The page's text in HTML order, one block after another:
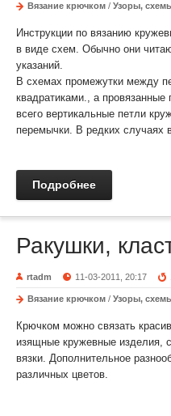
Вязание крючком / Узоры,
Инструкции по вязанию
в виде схем. Обычно они
указаний.
В схемах промежутки между
квадратиками., а
всего вертикальные петли
перемычки. В редких случаях
Подробнее
Ракушки,
rtadm 11-03-2011, 20:17
Вязание крючком / Узоры,
Крючком можно связать
изящные кружевные изделия,
вязки. Дополнительное
различных цветов.